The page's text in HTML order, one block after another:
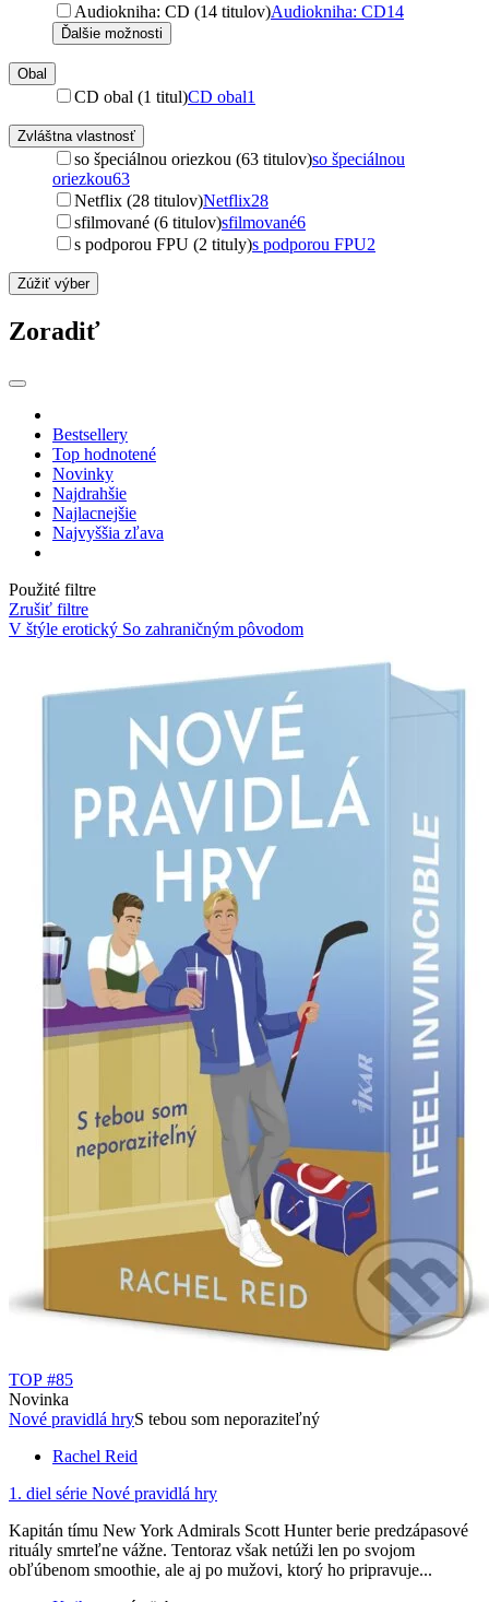
Audiokniha: CD (14 titulov)Audiokniha: CD14
Ďalšie možnosti
Obal
CD obal (1 titul)CD obal1
Zvláštna vlastnosť
so špeciálnou oriezkou (63 titulov)so špeciálnou
oriezkou63
Netflix (28 titulov)Netflix28
sfilmované (6 titulov)sfilmované6
s podporou FPU (2 tituly)s podporou FPU2
Zúžiť výber
Zoradiť
Bestsellery
Top hodnotené
Novinky
Najdrahšie
Najlacnejšie
Najvyššia zľava
Použité filtre
Zrušiť filtre
V štýle erotický So zahraničným pôvodom
TOP #85
Novinka
Nové pravidlá hryS tebou som neporaziteľný
Rachel Reid
1. diel série Nové pravidlá hry
Kapitán tímu New York Admirals Scott Hunter berie predzápasové
rituály smrteľne vážne. Tentoraz však netúži len po svojom
obľúbenom smoothie, ale aj po mužovi, ktorý ho pripravuje...